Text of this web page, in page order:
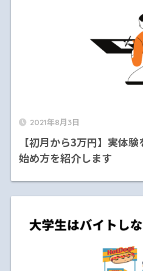
2021年8月3日
【初月から3万円】実体
始め方を紹介します